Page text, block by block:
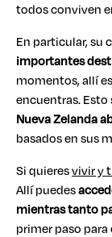
todos conviven
En particular, su
importantes
momentos, allí
encuentras. Esto
Nueva Zelanda
basados en sus
Si quieresvivir y
Allí puedes
mientras tanto
primer paso